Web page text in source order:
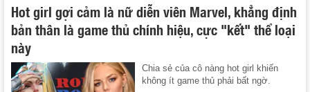
Hot girl gợi cảm là nữ diễn viên Marvel, khẳng định
bản thân là game thủ chính hiệu, cực "kết" thể loại
này
Chia sẻ của cô nàng hot girl khiến
không ít game thủ phải bất ngờ.